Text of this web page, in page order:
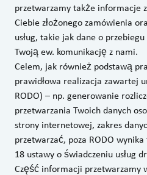
przetwarzamy także informacje
Ciebie złożonego zamówienia
usług, takie jak dane o
Twoją ew. komunikację z nami.
Celem, jak również podstawą
prawidłowa realizacja zawartej
RODO) – np. generowanie
przetwarzania Twoich danych
strony internetowej, zakres
przetwarzać, poza RODO
18 ustawy o świadczeniu usług
Część informacji przetwarzamy